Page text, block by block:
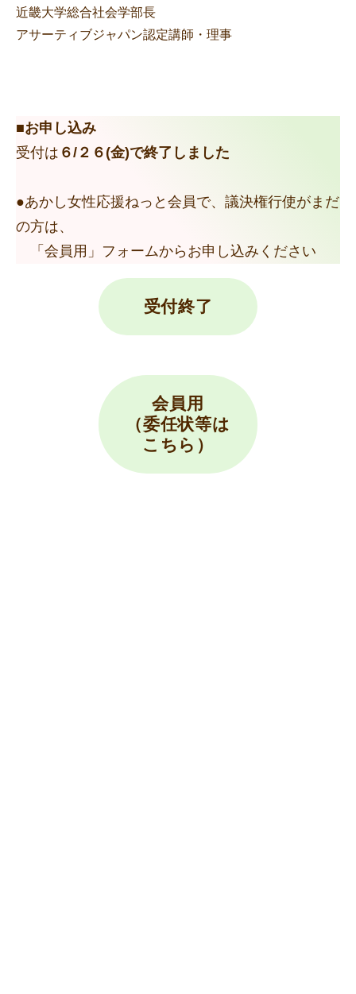
近畿大学総合社会学部長
アサーティブジャパン認定講師・理事
■お申し込み
受付は ６/２６(金)で終了しました
●あかし女性応援ねっと会員で、議決権行使がまだ
の方は、
「会員用」フォームからお申し込みください
受付終了
会員用
（委任状等は
こちら）